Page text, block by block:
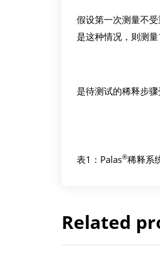
假设第一次测量不
是这种情况，则测
是待测试的稀释步
表1：Palas®稀释系
Related